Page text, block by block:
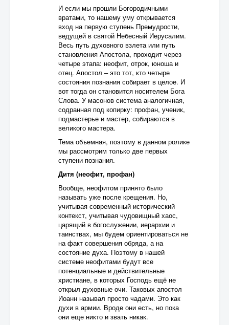
И если мы прошли Богородичными
вратами, то нашему уму открывается
вход на первую ступень Премудрости,
ведущей в святой Небесный Иерусалим.
Весь путь духовного взлета или путь
становления Апостола, проходит через
четыре этапа: неофит, отрок, юноша и
отец. Апостол – это тот, кто четыре
состояния познания собирает в целое. И
вот тогда он становится носителем Бога
Слова. У масонов система аналогичная,
содранная под копирку: профан, ученик,
подмастерье и мастер, собираются в
великого мастера.
Тема объемная, поэтому в данном ролике
мы рассмотрим только две первых
ступени познания.
Дитя (неофит, профан)
Вообще, неофитом принято было
называть уже после крещения. Но,
учитывая современный исторический
контекст, учитывая чудовищный хаос,
царящий в богослужении, иерархии и
таинствах, мы будем ориентироваться не
на факт совершения обряда, а на
состояние духа. Поэтому в нашей
системе неофитами будут все
потенциальные и действительные
христиане, в которых Господь ещё не
открыл духовные очи. Таковых апостол
Иоанн называл просто чадами. Это как
духи в армии. Вроде они есть, но пока
они еще никто и звать никак.